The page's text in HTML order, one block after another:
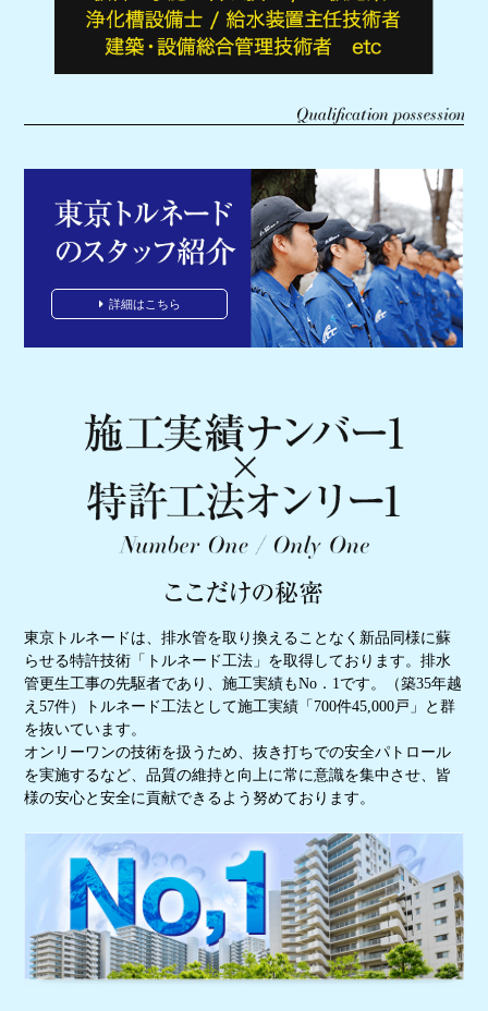
詳細はこちら
東京トルネードは、排水管を取り換えることなく新品同様に蘇
らせる特許技術「トルネード工法」を取得しております。排水
管更生工事の先駆者であり、施工実績もNo．1です。（築35年越
え57件）トルネード工法として施工実績「700件45,000戸」と群
を抜いています。
オンリーワンの技術を扱うため、抜き打ちでの安全パトロール
を実施するなど、品質の維持と向上に常に意識を集中させ、皆
様の安心と安全に貢献できるよう努めております。